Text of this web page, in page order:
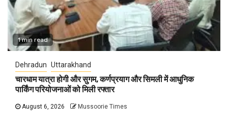
1 min read
Dehradun Uttarakhand
चारधाम यात्रा होगी और सुगम, कर्णप्रयाग और सिमली में आधुनिक
पार्किंग परियोजनाओं को मिली रफ्तार
August 6, 2026 Mussoorie Times